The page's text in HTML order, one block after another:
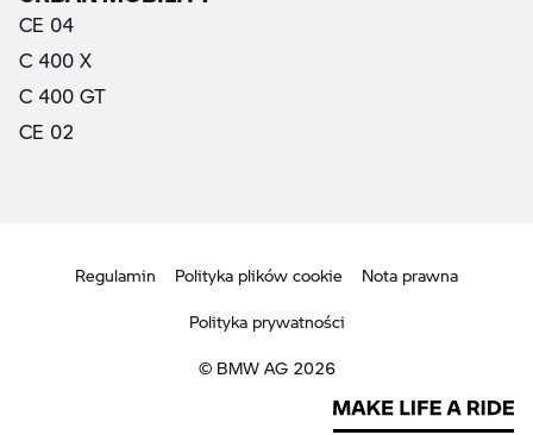
CE 04
C 400 X
C 400 GT
CE 02
Regulamin Polityka plików cookie
Nota prawna
Polityka prywatności
© BMW AG 2026